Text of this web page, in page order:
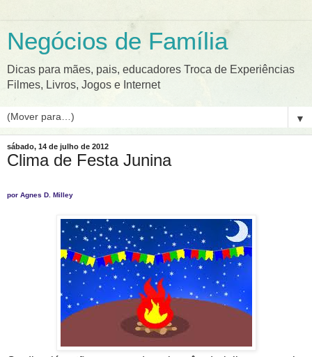
Negócios de Família
Dicas para mães, pais, educadores Troca de Experiências
Filmes, Livros, Jogos e Internet
▼
sábado, 14 de julho de 2012
Clima de Festa Junina
por Agnes D. Milley